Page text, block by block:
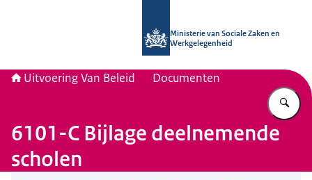
Ministerie van Sociale Zaken en
Werkgelegenheid
Uitvoering Van Beleid Documenten
6101-C Bijlage deelnemende
scholen